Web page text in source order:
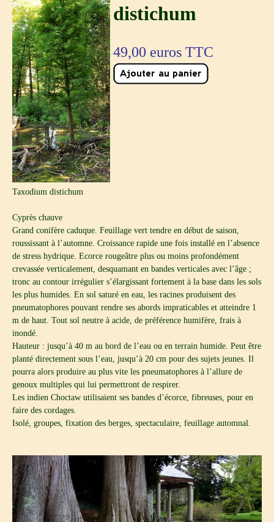
distichum
49,00 euros TTC
Taxodium distichum
Cyprès chauve
Grand conifère caduque. Feuillage vert tendre en début de saison,
roussissant à l’automne. Croissance rapide une fois installé en l’absence
de stress hydrique. Ecorce rougeâtre plus ou moins profondément
crevassée verticalement, desquamant en bandes verticales avec l’âge ;
tronc au contour irrégulier s’élargissant fortement à la base dans les sols
les plus humides. En sol saturé en eau, les racines produisent des
pneumatophores pouvant rendre ses abords impraticables et atteindre 1
m de haut. Tout sol neutre à acide, de préférence humifère, frais à
inondé.
Hauteur : jusqu’à 40 m au bord de l’eau ou en terrain humide. Peut être
planté directement sous l’eau, jusqu’à 20 cm pour des sujets jeunes. Il
pourra alors produire au plus vite les pneumatophores à l’allure de
genoux multiples qui lui permettront de respirer.
Les indien Choctaw utilisaient ses bandes d’écorce, fibreuses, pour en
faire des cordages.
Isolé, groupes, fixation des berges, spectaculaire, feuillage automnal.